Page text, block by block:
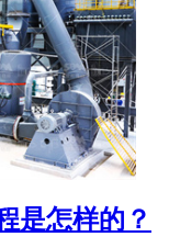
是怎样的？